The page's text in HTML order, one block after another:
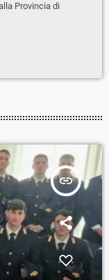
Provincia di
insert_link